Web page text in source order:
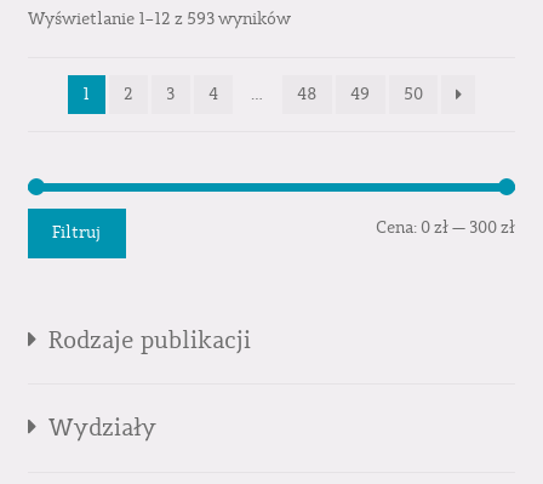
Wyświetlanie 1–12 z 593 wyników
1 2 3 4 … 48 49 50
Filtruj Cena: 0 zł— 300 zł
Rodzaje publikacji
Wydziały